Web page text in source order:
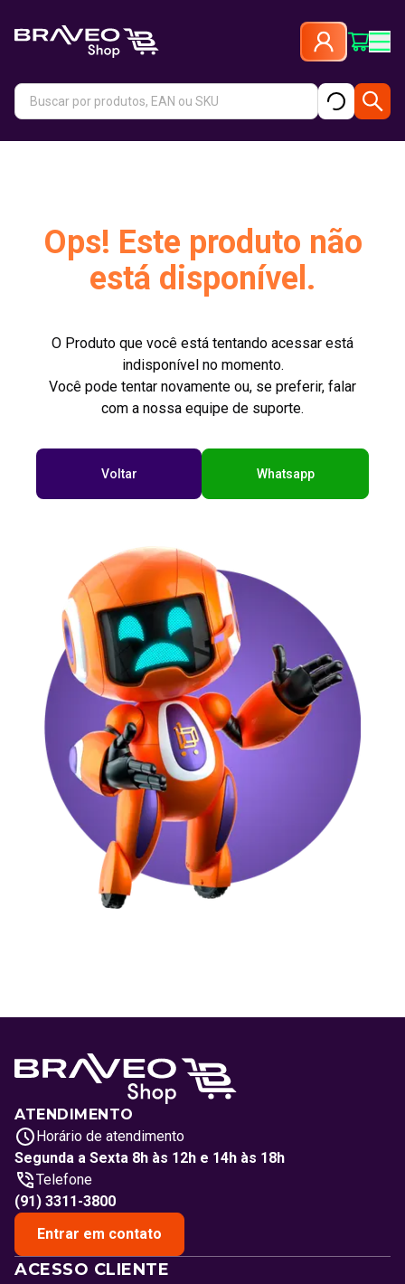
Ops! Este produto não
está disponível.
O Produto que você está tentando acessar está
indisponível no momento.
Você pode tentar novamente ou, se preferir, falar
com a nossa equipe de suporte.
Voltar Whatsapp
ATENDIMENTO
Horário de atendimento
Segunda a Sexta 8h às 12h e 14h às 18h
Telefone
(91) 3311-3800
Entrar em contato
ACESSO CLIENTE